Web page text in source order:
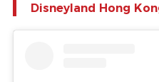
Disneyland Hong